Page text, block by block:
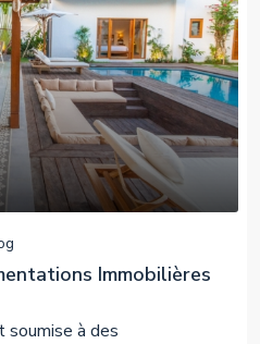
Immobilières
soumise à des